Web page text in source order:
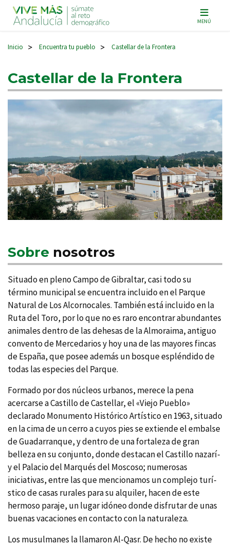
Navegación principal MENÚ
Inicio > Encuentra tu pueblo > Castellar de la Frontera
Castellar de la Frontera
Sobre nosotros
Situado en pleno Campo de Gibraltar, casi todo su
término municipal se encuentra incluido en el Parque
Natural de Los Alcornocales. También está incluido en la
Ruta del Toro, por lo que no es raro encontrar abundantes
animales dentro de las dehesas de la Almoraima, antiguo
convento de Mercedarios y hoy una de las mayores fincas
de España, que posee además un bosque espléndido de
todas las especies del Parque.
Formado por dos núcleos urbanos, merece la pena
acercarse a Castillo de Castellar, el «Viejo Pueblo»
declarado Monumento Histórico Artí­stico en 1963, situado
en la cima de un cerro a cuyos pies se extiende el embalse
de Guadarranque, y dentro de una fortaleza de gran
belleza en su conjunto, donde destacan el Castillo nazarí­
y el Palacio del Marqués del Moscoso; numerosas
iniciativas, entre las que mencionamos un complejo turí­
stico de casas rurales para su alquiler, hacen de este
hermoso paraje, un lugar idóneo donde disfrutar de unas
buenas vacaciones en contacto con la naturaleza.
Los musulmanes la llamaron Al-Qasr. De hecho no existe